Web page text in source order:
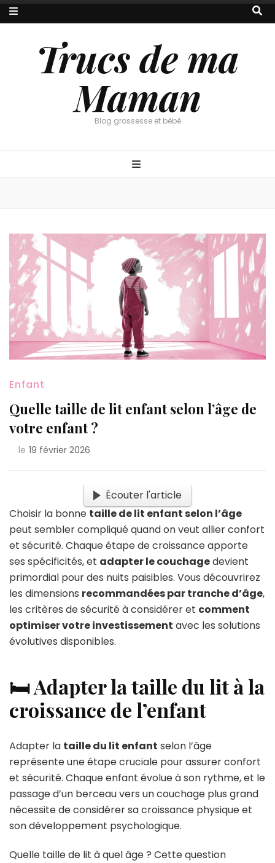
Trucs de ma
Maman
Blog grossesse et bébé
Enfant
Quelle taille de lit enfant selon l’âge de
votre enfant ?
le 19 février 2026
Écouter l'article
Choisir la bonne taille de lit enfant selon l’âge
peut sembler compliqué quand on veut allier confort
et sécurité. Chaque étape de croissance apporte
ses spécificités, et adapter le couchagedevient
primordial pour des nuits paisibles. Vous découvrirez
les dimensions recommandées par tranche d’âge,
les critères de sécurité à considérer et comment
optimiser votre investissement avec les solutions
évolutives disponibles.
🛏️ Adapter la taille du lit à la
croissance de l’enfant
Adapter la taille du lit enfant selon l’âge
représente une étape cruciale pour assurer confort
et sécurité. Chaque enfant évolue à son rythme, et le
passage d’un berceau vers un couchage plus grand
nécessite de considérer sa croissance physique et
son développement psychologique.
Quelle taille de lit à quel âge ? Cette question